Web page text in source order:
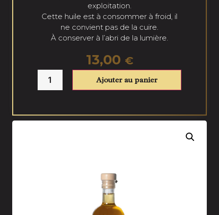
exploitation.
Cette huile est à consommer à froid, il
ne convient pas de la cuire.
À conserver à l’abri de la lumière.
13,00 €
Ajouter au panier